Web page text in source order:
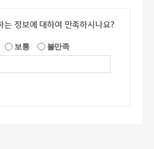
는 정보에 대하여 만족하시나요?
보통
불만족